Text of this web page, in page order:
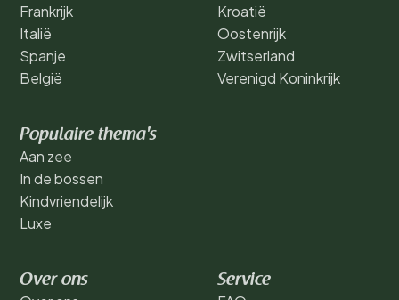
Frankrijk
Italië
Spanje
België
Kroatië
Oostenrijk
Zwitserland
Verenigd Koninkrijk
Populaire thema's
Aan zee
In de bossen
Kindvriendelijk
Luxe
Over ons Service